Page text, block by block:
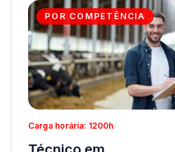
POR COMPETÊNCIA
Carga horária: 1200h